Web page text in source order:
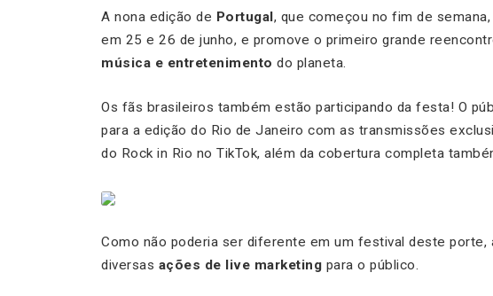
A nona edição de Portugal, que começou no fim de
em 25 e 26 de junho, e promove o primeiro grande
música e entretenimento do planeta.
Os fãs brasileiros também estão participando da festa! O
para a edição do Rio de Janeiro com as transmissões
do Rock in Rio no TikTok, além da cobertura completa
Como não poderia ser diferente em um festival deste porte,
diversas ações de live marketing para o público.